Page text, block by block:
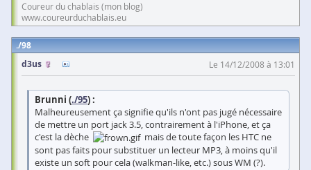
Coureur du chablais (mon blog)
www.coureurduchablais.eu
98
d3us
Le 14/12/2008 à 13:01
Brunni (./95) :
Malheureusement ça signifie qu'ils n'ont pas jugé nécessaire
de mettre un port jack 3.5, contrairement à l'iPhone, et ça
c'est la dèche
mais de toute façon les HTC ne
sont pas faits pour substituer un lecteur MP3, à moins qu'il
existe un soft pour cela (walkman-like, etc.) sous WM (?).